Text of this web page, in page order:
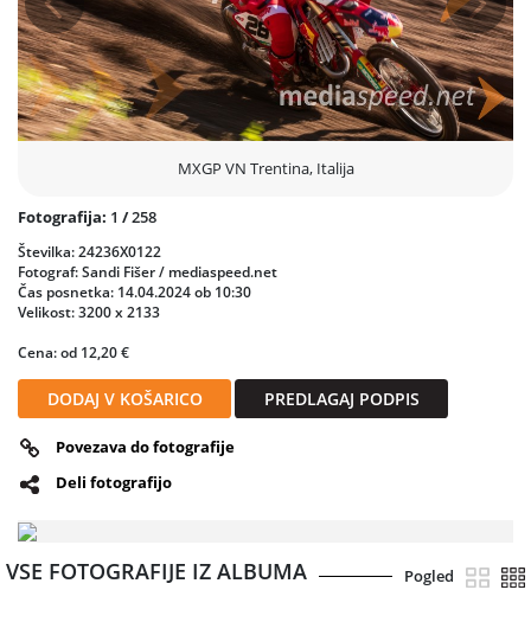
MXGP VN Trentina, Italija
Prejšnja
Fotografija: 1 /258
Številka: 24236X0122
Fotograf: Sandi Fišer / mediaspeed.net
Čas posnetka: 14.04.2024 ob 10:30
Velikost: 3200 x 2133
Cena: od 12,20 €
DODAJ V KOŠARICO PREDLAGAJ PODPIS
Povezava do fotografije
Deli fotografijo
VSE FOTOGRAFIJE IZ ALBUMA Pogled